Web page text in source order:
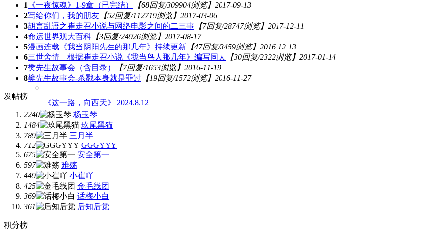
《这一路，向西天》 2024.8.12
1 《一夜惊魂》1-9章（已完结） 【68回复/309904浏览】 2017-09-13
2写给你们，我的朋友 【52回复/112719浏览】 2017-03-06
3胡言乱语之崔走召小说与网络电影之间的二三事 【7回复/28747浏览】 2017-12-11
4命运世界观大百科 【3回复/24926浏览】 2017-08-17
5漫画连载《我当阴阳先生的那几年》持续更新 【47回复/3459浏览】 2016-12-13
6三世舍情—根据崔走召小说《我当鸟人那几年》编写同人 【30回复/2322浏览】 2017-01-14
7樊先生故事会（含目录） 【7回复/1653浏览】 2016-11-19
8樊先生故事会-杀戮本身就是罪过 【19回复/1572浏览】 2016-11-27
发帖榜
2240
杨玉琴
1484
玖尾黑猫
789
三月半
712
GGGYYY
675
安全第一
597
难殇
449
小崔吖
425
金毛线团
369
话梅小白
361
后知后觉
积分榜